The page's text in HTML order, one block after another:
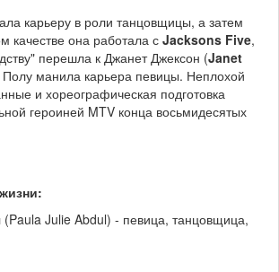
карьеру в роли танцовщицы, а затем
качестве она работала с Jacksons Five,
перешла к Джанет Джексон (Janet
манила карьера певицы. Неплохой
и хореографическая подготовка
героиней MTV конца восьмидесятых
Julie Abdul) - певица, танцовщица,